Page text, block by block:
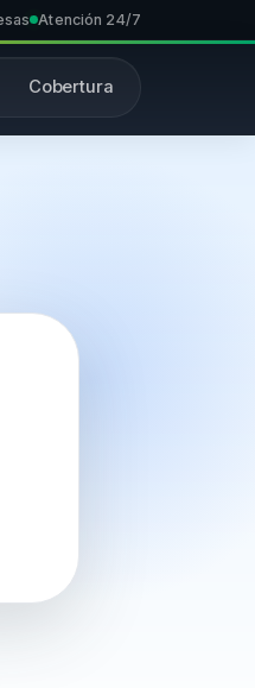
Atención 24/7
Cobertura